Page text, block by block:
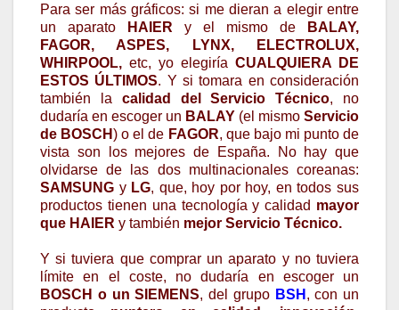
Para ser más gráficos: si me dieran a elegir entre
un aparato
HAIER y el mismo de
BALAY,
FAGOR, ASPES, LYNX, ELECTROLUX,
WHIRPOOL, etc, yo elegiría CUALQUIERA DE
ESTOS ÚLTIMOS. Y si tomara en consideración
también la calidad del Servicio Técnico, no
dudaría en escoger un BALAY (el mismo Servicio
de BOSCH) o el de FAGOR, que bajo mi punto de
vista son los mejores de España. No hay que
olvidarse de las dos multinacionales coreanas:
SAMSUNG yLG, que, hoy por hoy, en todos sus
productos tienen una tecnología y calidad mayor
que HAIER y también mejor Servicio Técnico.
Y si tuviera que comprar un aparato y no tuviera
límite en el coste, no dudaría en escoger un
BOSCH o un SIEMENS, del grupo BSH , con un